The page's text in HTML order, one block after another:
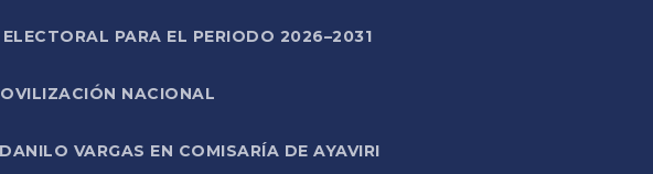
PARA EL PERIODO 2026–2031
NACIONAL
VARGAS EN COMISARÍA DE AYAVIRI